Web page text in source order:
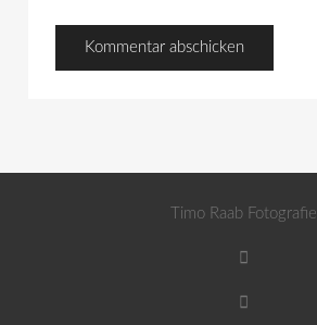
Timo Raab Fotografie